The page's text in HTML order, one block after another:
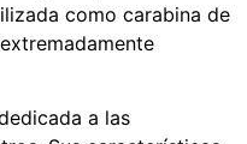
como carabina de
a las